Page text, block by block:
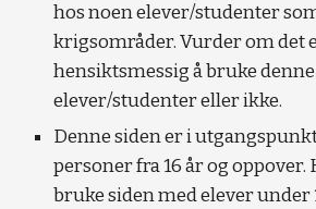
hos noen elever/studenter
krigsområder. Vurder om det
hensiktsmessig å bruke
elever/studenter eller ikke.
Denne siden er i
personer fra 16 år og oppover.
bruke siden med elever under